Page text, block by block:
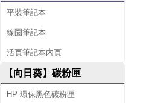
平裝筆記本
線圈筆記本
活頁筆記本內頁
【向日葵】碳粉匣
HP-環保黑色碳粉匣